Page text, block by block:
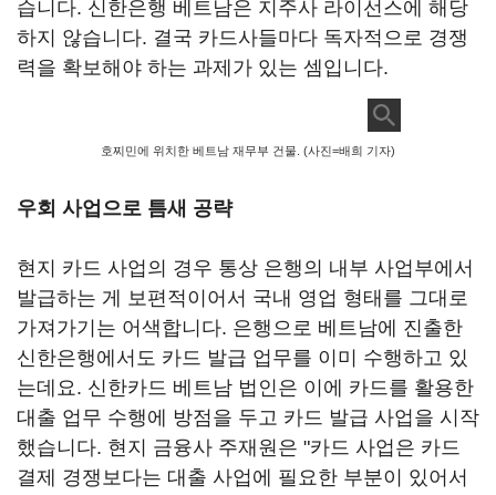
습니다. 신한은행 베트남은 지주사 라이선스에 해당
하지 않습니다. 결국 카드사들마다 독자적으로 경쟁
력을 확보해야 하는 과제가 있는 셈입니다.
호찌민에 위치한 베트남 재무부 건물. (사진=배희 기자)
우회 사업으로 틈새 공략
현지 카드 사업의 경우 통상 은행의 내부 사업부에서
발급하는 게 보편적이어서 국내 영업 형태를 그대로
가져가기는 어색합니다. 은행으로 베트남에 진출한
신한은행에서도 카드 발급 업무를 이미 수행하고 있
는데요. 신한카드 베트남 법인은 이에 카드를 활용한
대출 업무 수행에 방점을 두고 카드 발급 사업을 시작
했습니다. 현지 금융사 주재원은 "카드 사업은 카드
결제 경쟁보다는 대출 사업에 필요한 부분이 있어서